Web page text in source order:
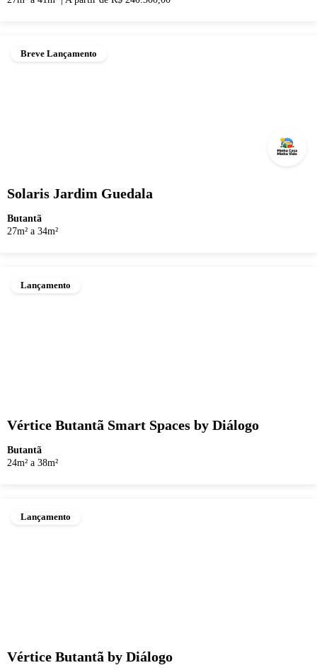
Breve Lançamento
Solaris Jardim Guedala
Butantã
27m² a 34m²
Lançamento
Vértice Butantã Smart Spaces by Diálogo
Butantã
24m² a 38m²
Lançamento
Vértice Butantã by Diálogo